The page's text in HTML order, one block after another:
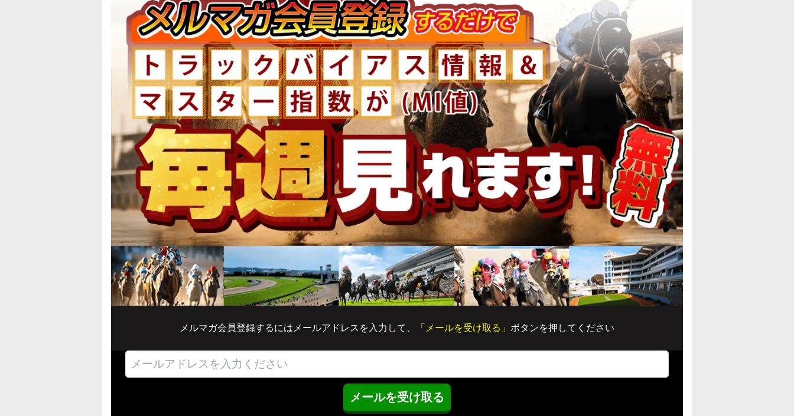
メルマガ会員登録するにはメールアドレスを入力して、 「メールを受け取る」 ボタンを押してください